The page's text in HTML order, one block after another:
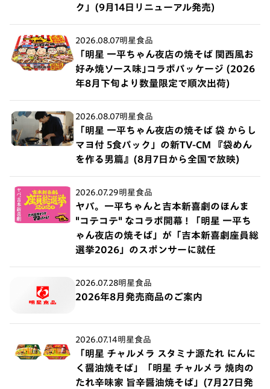
ク」(9月14日リニューアル発売)
2026.08.07明星食品
「明星 一平ちゃん夜店の焼そば 関西風お
好み焼ソース味｣コラボパッケージ (2026
年8月下旬より数量限定で順次出荷)
2026.08.07明星食品
「明星 一平ちゃん夜店の焼そば 袋 からし
マヨ付 5食パック」の新TV-CM 『袋めん
を作る男篇』(8月7日から全国で放映)
2026.07.29明星食品
ヤバ。一平ちゃんと吉本新喜劇のほんま
"コテコテ" なコラボ開幕 ! 「明星 一平ち
ゃん夜店の焼そば」が「吉本新喜劇座員総
選挙2026」のスポンサーに就任
2026.07.28明星食品
2026年8月発売商品のご案内
2026.07.14明星食品
「明星 チャルメラ スタミナ源たれ にんに
く醤油焼そば」「明星 チャルメラ 焼肉の
たれ辛味家 旨辛醤油焼そば」(7月27日発